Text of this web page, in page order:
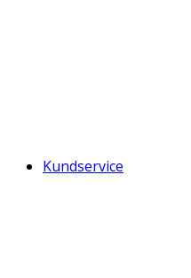
Kundservice